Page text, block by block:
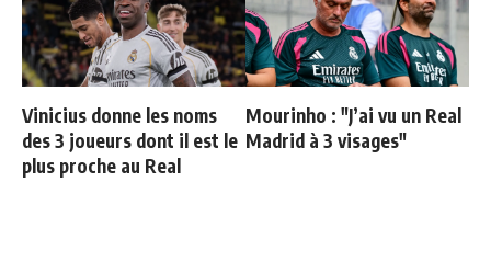
Vinicius donne les noms
des 3 joueurs dont il est le
plus proche au Real
Mourinho : "J’ai vu un Real
Madrid à 3 visages"